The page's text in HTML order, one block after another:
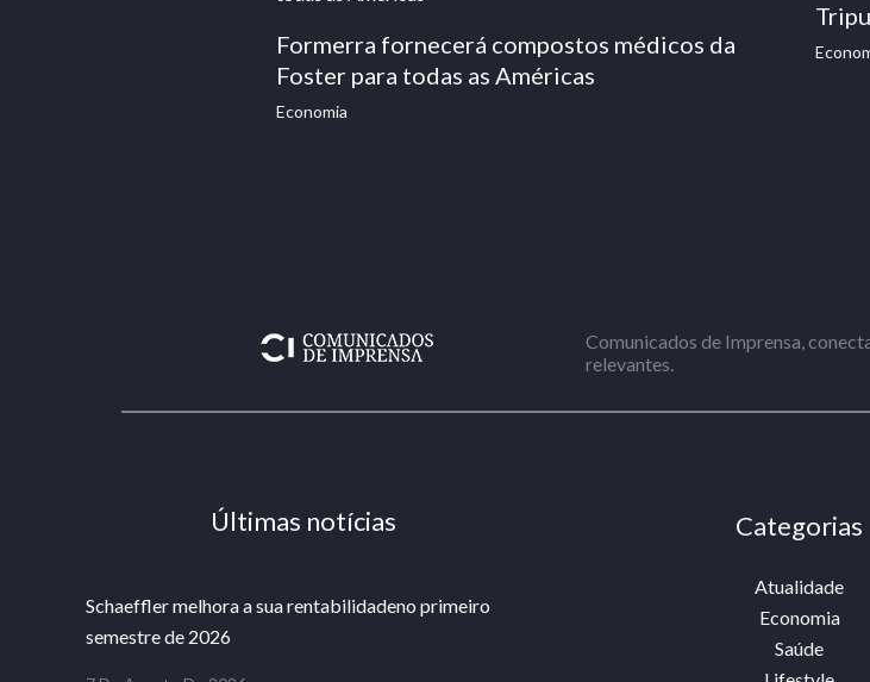
Formerra fornecerá compostos médicos da
Foster para todas as Américas
Economia
Comunicados de Imprensa,
relevantes.
Últimas notícias
Schaeffler melhora a sua rentabilidadeno primeiro
semestre de 2026
Categorias
Atualidade
Economia
Saúde